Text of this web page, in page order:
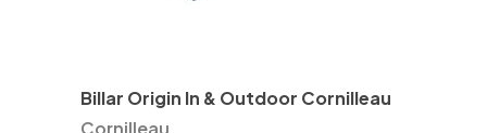
Billar Origin In & Outdoor Cornilleau
Cornilleau